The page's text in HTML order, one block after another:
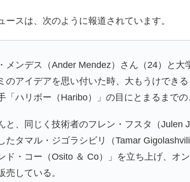
ースは、次のように報道されています。
メンデス（Ander Mendez）さん（24）と大
のアイデアを思い付いた時、大もうけでき
「ハリボー（Haribo）」の目にとまるまでの
と、同じく技術者のフレン・フスタ（Julen
たタマル・ジゴラシビリ（Tamar
ド・コー（Osito ＆ Co）」を立ち上げ、オ
売している。